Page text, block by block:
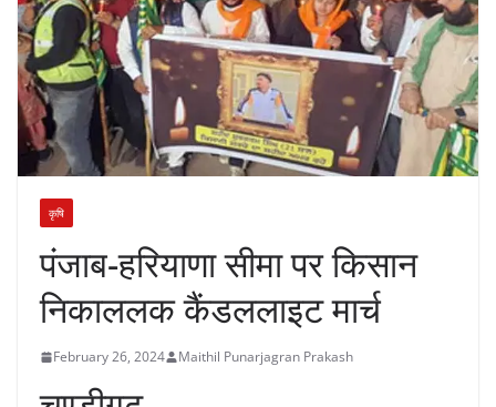
कृषि
पंजाब-हरियाणा सीमा पर किसान
निकाललक कैंडललाइट मार्च
February 26, 2024 Maithil Punarjagran Prakash